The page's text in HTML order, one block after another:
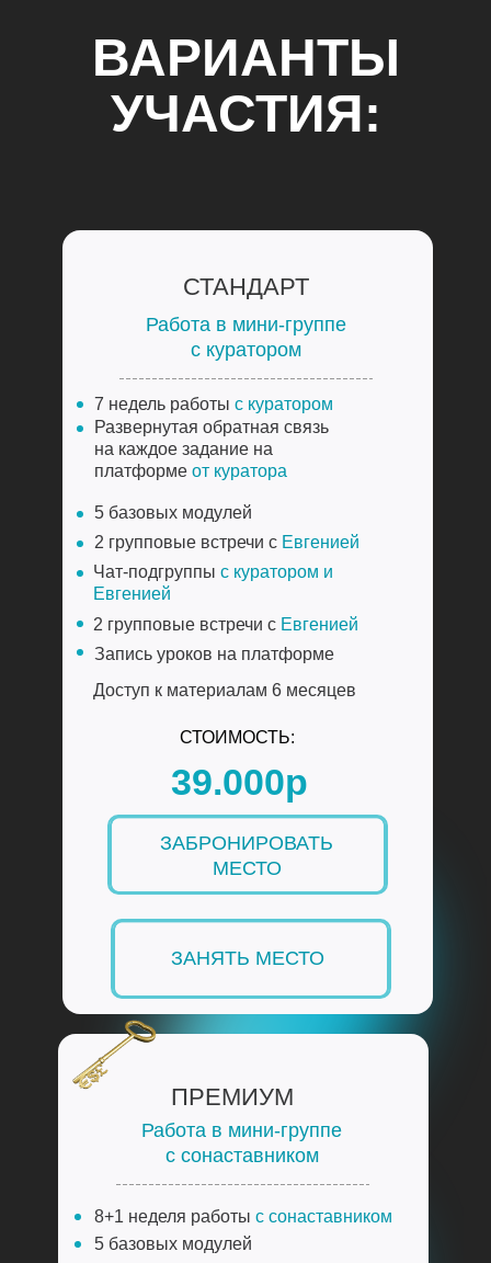
ВАРИАНТЫ
УЧАСТИЯ:
СТАНДАРТ
ПРЕМИУМ
СТОИМОСТЬ:
39.000р
7 недель работы с куратором
8+1 неделя работы с сонаставником
2 групповые встречи с Евгенией
2 групповые встречи с Евгенией
Запись уроков на платформе
Развернутая обратная связь
на каждое задание на
платформе от куратора
Чат-подгруппы с куратором и
Евгенией
Работа в мини-группе
с куратором
5 базовых модулей
Работа в мини-группе
с сонаставником
5 базовых модулей
Доступ к материалам 6 месяцев
ЗАБРОНИРОВАТЬ
МЕСТО
ЗАНЯТЬ МЕСТО